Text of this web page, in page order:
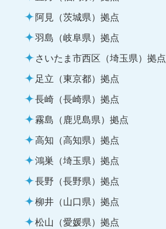
阿見（茨城県）拠点
羽島（岐阜県）拠点
さいたま市西区（埼玉県）拠点
足立（東京都）拠点
長崎（長崎県）拠点
霧島（鹿児島県）拠点
高知（高知県）拠点
鴻巣（埼玉県）拠点
長野（長野県）拠点
柳井（山口県）拠点
松山（愛媛県）拠点